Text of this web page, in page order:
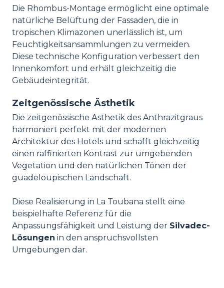
Die Rhombus-Montage ermöglicht eine optimale
natürliche Belüftung der Fassaden, die in
tropischen Klimazonen unerlässlich ist, um
Feuchtigkeitsansammlungen zu vermeiden.
Diese technische Konfiguration verbessert den
Innenkomfort und erhält gleichzeitig die
Gebäudeintegrität.
Zeitgenössische Ästhetik
Die zeitgenössische Ästhetik des Anthrazitgraus
harmoniert perfekt mit der modernen
Architektur des Hotels und schafft gleichzeitig
einen raffinierten Kontrast zur umgebenden
Vegetation und den natürlichen Tönen der
guadeloupischen Landschaft.
Diese Realisierung in La Toubana stellt eine
beispielhafte Referenz für die
Anpassungsfähigkeit und Leistung der Silvadec-
Lösungen in den anspruchsvollsten
Umgebungen dar.